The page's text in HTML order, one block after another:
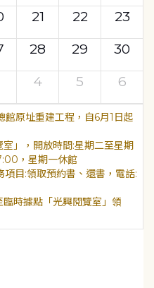
21 22
23
28 29
30
4 5 6
原址重建工程，自6月1日起
」，開放時間:星期二至星期
，星期一休館
目:領取預約書、還書，電話:
時據點「光興閱覽室」領